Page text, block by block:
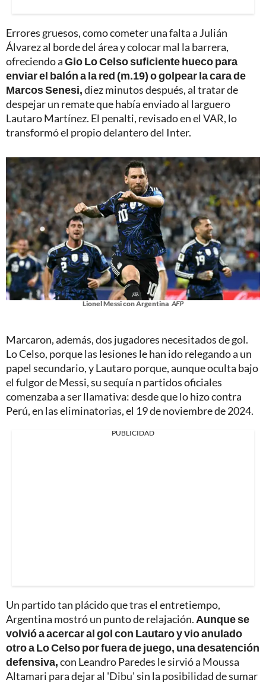
Errores gruesos, como cometer una falta a Julián
Álvarez al borde del área y colocar mal la barrera,
ofreciendo aGio Lo Celso suficiente hueco para
enviar el balón a la red (m.19) o golpear la cara de
Marcos Senesi,diez minutos después, al tratar de
despejar un remate que había enviado al larguero
Lautaro Martínez. El penalti, revisado en el VAR, lo
transformó el propio delantero del Inter.
Lionel Messi con Argentina AFP
Marcaron, además, dos jugadores necesitados de gol.
Lo Celso, porque las lesiones le han ido relegando a un
papel secundario, y Lautaro porque, aunque oculta bajo
el fulgor de Messi, su sequía n partidos oficiales
comenzaba a ser llamativa: desde que lo hizo contra
Perú, en las eliminatorias, el 19 de noviembre de 2024.
PUBLICIDAD
Un partido tan plácido que tras el entretiempo,
Argentina mostró un punto de relajación. Aunque se
volvió a acercar al gol con Lautaro y vio anulado
otro a Lo Celso por fuera de juego, una desatención
defensiva,con Leandro Paredes le sirvió a Moussa
Altamari para dejar al 'Dibu' sin la posibilidad de sumar